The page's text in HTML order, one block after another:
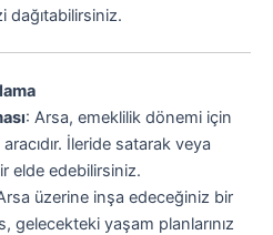
dağıtabilirsiniz.
: Arsa, emeklilik dönemi için
İleride satarak veya
elde edebilirsiniz.
üzerine inşa edeceğiniz bir
gelecekteki yaşam planlarınız